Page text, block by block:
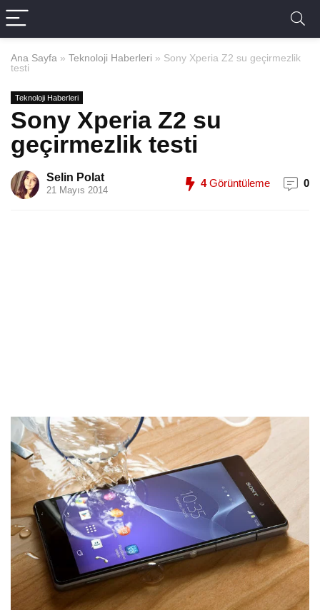
Ana Sayfa » Teknoloji Haberleri » Sony Xperia Z2 su geçirmezlik
testi
Teknoloji Haberleri
Sony Xperia Z2 su
geçirmezlik testi
Selin Polat
21 Mayıs 2014
4Görüntüleme 0